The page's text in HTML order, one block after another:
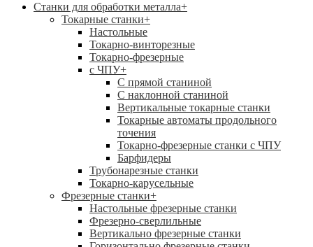
Станки для обработки металла+
Токарные станки+
Настольные
Токарно-винторезные
Токарно-фрезерные
с ЧПУ+
С прямой станиной
C наклонной станиной
Вертикальные токарные станки
Токарные автоматы продольного
точения
Токарно-фрезерные станки с ЧПУ
Барфидеры
Трубонарезные станки
Токарно-карусельные
Фрезерные станки+
Настольные фрезерные станки
Фрезерно-сверлильные
Вертикально фрезерные станки